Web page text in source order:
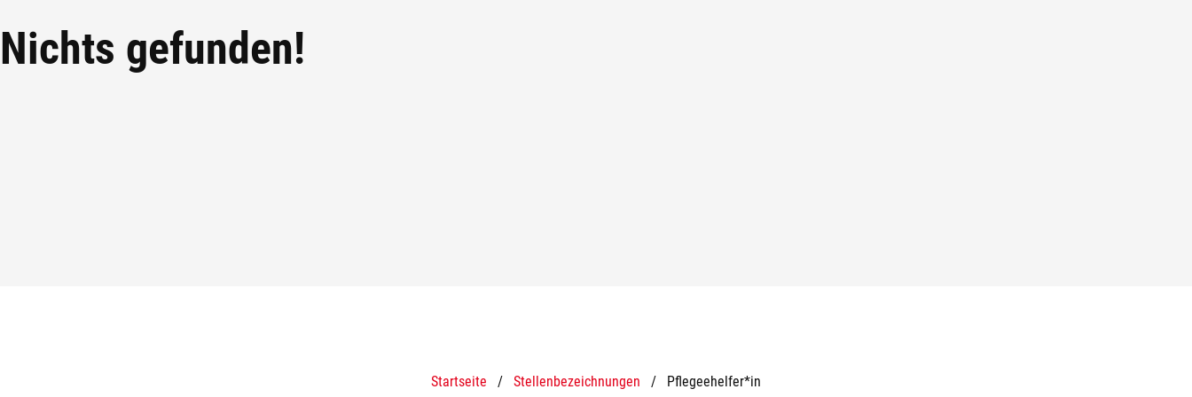
Nichts gefunden!
Startseite / Stellenbezeichnungen / Pflegeehelfer*in